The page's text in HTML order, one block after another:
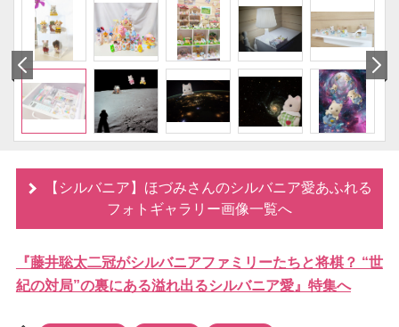
【シルバニア】ほづみさんのシルバニア愛あふれる
フォトギャラリー画像一覧へ
『藤井聡太二冠がシルバニアファミリーたちと将棋？ “世
紀の対局”の裏にある溢れ出るシルバニア愛』特集へ